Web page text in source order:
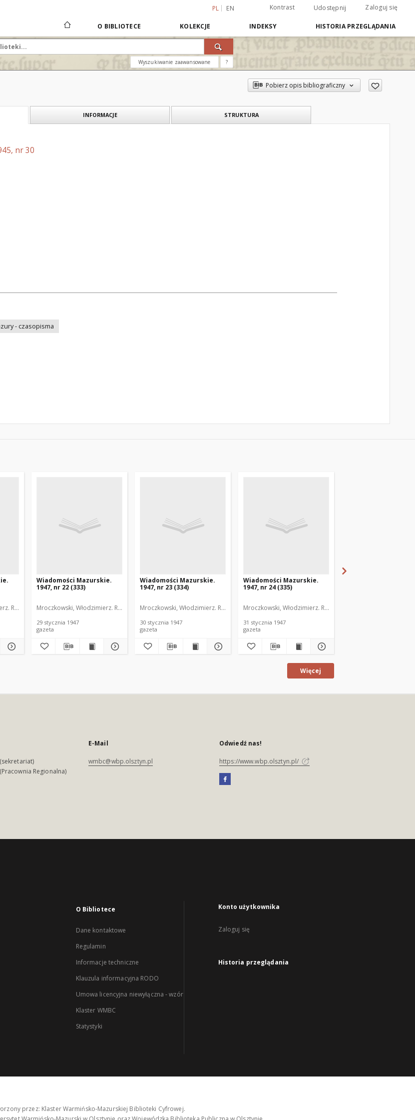
PL EN Kontrast Udostępnij Zaloguj się
O BIBLIOTECE KOLEKCJE INDEKSY HISTORIA PRZEGLĄDANIA
Wyszukiwanie zaawansowane ?
Pobierz opis bibliograficzny
INFORMACJE STRUKTURA
nr 30
- czasopisma
Red.
Wiadomości Mazurskie.
1947, nr 22 (333)
Mroczkowski, Włodzimierz. Red.
29 stycznia 1947
gazeta
Wiadomości Mazurskie.
1947, nr 23 (334)
Mroczkowski, Włodzimierz. Red.
30 stycznia 1947
gazeta
Wiadomości Mazurskie.
1947, nr 24 (335)
Mroczkowski, Włodzimierz. Red.
31 stycznia 1947
gazeta
Więcej
Regionalna)
E-Mail
wmbc@wbp.olsztyn.pl
Odwiedź nas!
https://www.wbp.olsztyn.pl/
O Bibliotece
Dane kontaktowe
Regulamin
Informacje techniczne
Klauzula informacyjna RODO
Umowa licencyjna niewyłączna - wzór
Klaster WMBC
Statystyki
Konto użytkownika
Zaloguj się
Historia przeglądania
przez: Klaster Warmińsko-Mazurskiej Biblioteki Cyfrowej.